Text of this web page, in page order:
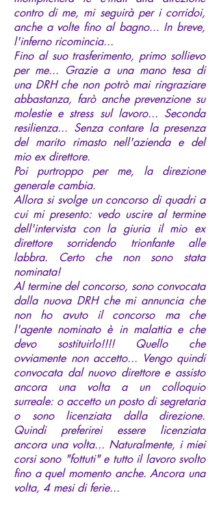
contro di me, mi seguirà per i corridoi,
anche a volte fino al bagno... In breve,
l'inferno ricomincia...
Fino al suo trasferimento, primo sollievo
per me... Grazie a una mano tesa di
una DRH che non potrò mai ringraziare
abbastanza, farò anche prevenzione su
molestie e stress sul lavoro... Seconda
resilienza... Senza contare la presenza
del marito rimasto nell'azienda e del
mio ex direttore.
Poi purtroppo per me, la direzione
generale cambia.
Allora si svolge un concorso di quadri a
cui mi presento: vedo uscire al termine
dell'intervista con la giuria il mio ex
direttore sorridendo trionfante alle
labbra. Certo che non sono stata
nominata!
Al termine del concorso, sono convocata
dalla nuova DRH che mi annuncia che
non ho avuto il concorso ma che
l'agente nominato è in malattia e che
devo sostituirlo!!!! Quello che
ovviamente non accetto... Vengo quindi
convocata dal nuovo direttore e assisto
ancora una volta a un colloquio
surreale: o accetto un posto di segretaria
o sono licenziata dalla direzione.
Quindi preferirei essere licenziata
ancora una volta... Naturalmente, i miei
corsi sono "fottuti" e tutto il lavoro svolto
fino a quel momento anche. Ancora una
volta, 4 mesi di ferie...